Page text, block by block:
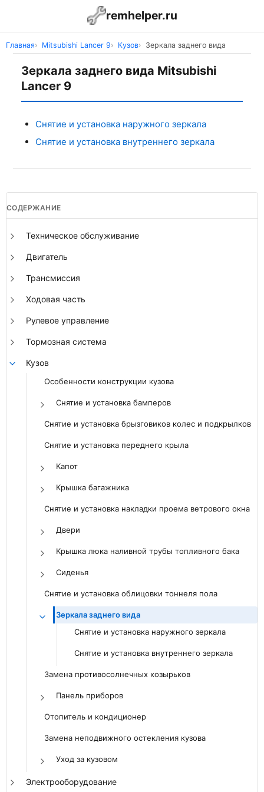
remhelper.ru
Главная Mitsubishi Lancer 9 Кузов Зеркала заднего вида
Зеркала заднего вида Mitsubishi
Lancer 9
Снятие и установка наружного зеркала
Снятие и установка внутреннего зеркала
СОДЕРЖАНИЕ
Техническое обслуживание
Двигатель
Трансмиссия
Ходовая часть
Рулевое управление
Тормозная система
Кузов
Особенности конструкции кузова
Снятие и установка бамперов
Снятие и установка брызговиков колес и подкрылков
Снятие и установка переднего крыла
Капот
Крышка багажника
Снятие и установка накладки проема ветрового окна
Двери
Крышка люка наливной трубы топливного бака
Сиденья
Снятие и установка облицовки тоннеля пола
Зеркала заднего вида
Снятие и установка наружного зеркала
Снятие и установка внутреннего зеркала
Замена противосолнечных козырьков
Панель приборов
Отопитель и кондиционер
Замена неподвижного остекления кузова
Уход за кузовом
Электрооборудование